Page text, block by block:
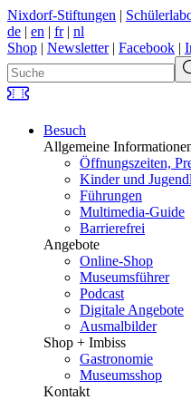
Nixdorf-Stiftungen |
de | en | fr| nl
Shop | Newsletter| Facebook |
Besuch
Allgemeine
Öffnungszeiten,
Kinder und
Führungen
Multimedia-Guide
Barrierefrei
Angebote
Online-Shop
Museumsführer
Podcast
Digitale Angebote
Ausmalbilder
Shop + Imbiss
Gastronomie
Museumsshop
Kontakt